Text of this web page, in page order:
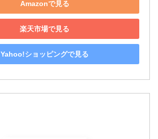
Amazonで見る
楽天市場で見る
Yahoo!ショッピングで見る